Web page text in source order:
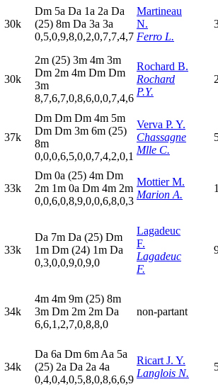
30k
Dm 5a Da 1a 2a Da
(25) 8m Da 3a 3a
0,5,0,9,8,0,2,0,7,7,4,7
Martineau
N.
Ferro L.
30k
2m (25) 3m 4m 3m
Dm 2m 4m Dm Dm
3m
8,7,6,7,0,8,6,0,0,7,4,6
Rochard B.
Rochard
P.Y.
37k
Dm Dm Dm 4m 5m
Dm Dm 3m 6m (25)
8m
0,0,0,6,5,0,0,7,4,2,0,1
Verva P. Y.
Chassagne
Mlle C.
33k
Dm 0a (25) 4m Dm
2m 1m 0a Dm 4m 2m
0,0,6,0,8,9,0,0,6,8,0,3
Mottier M.
Marion A.
33k
Da 7m Da (25) Dm
1m Dm (24) 1m Da
0,3,0,0,9,0,9,0
Lagadeuc
F.
Lagadeuc
F.
34k
4m 4m 9m (25) 8m
3m Dm 2m 2m Da
6,6,1,2,7,0,8,8,0
non-partant
34k
Da 6a Dm 6m Aa 5a
(25) 2a Da 2a 4a
0,4,0,4,0,5,8,0,8,6,6,9
Ricart J. Y.
Langlois N.